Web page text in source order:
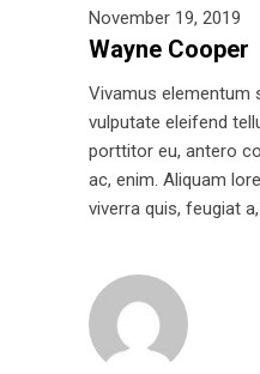
November 19, 2019
Wayne Cooper
Vivamus elementum
vulputate eleifend
porttitor eu, antero
ac, enim. Aliquam
viverra quis, feugiat